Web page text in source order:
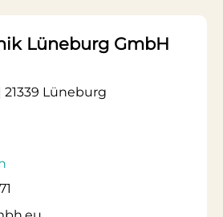
Lüneburg GmbH
Lüneburg